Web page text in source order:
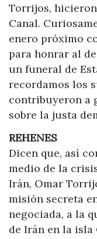
Torrijos,
Canal.
enero próximo
para honrar al
un funeral de
recordamos los
contribuyeron a
sobre la justa
REHENES
Dicen que, así
medio de la
Irán, Omar
misión secreta
negociada, a la
de Irán en la